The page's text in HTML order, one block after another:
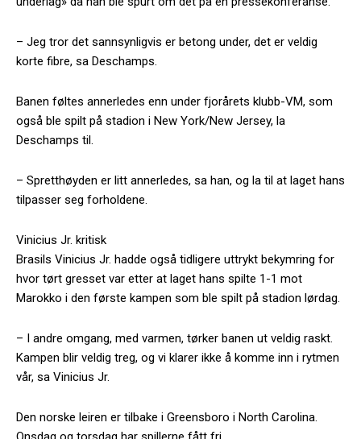
– Jeg tror det sannsynligvis er betong under, det er veldig
korte fibre, sa Deschamps.
Banen føltes annerledes enn under fjorårets klubb-VM, som
også ble spilt på stadion i New York/New Jersey, la
Deschamps til.
– Spretthøyden er litt annerledes, sa han, og la til at laget hans
tilpasser seg forholdene.
Vinicius Jr. kritisk
Brasils Vinicius Jr. hadde også tidligere uttrykt bekymring for
hvor tørt gresset var etter at laget hans spilte 1-1 mot
Marokko i den første kampen som ble spilt på stadion lørdag.
– I andre omgang, med varmen, tørker banen ut veldig raskt.
Kampen blir veldig treg, og vi klarer ikke å komme inn i rytmen
vår, sa Vinicius Jr.
Den norske leiren er tilbake i Greensboro i North Carolina.